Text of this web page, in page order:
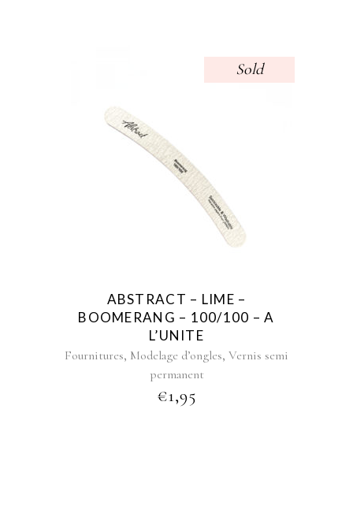
Sold
ABSTRACT – LIME –
BOOMERANG – 100/100 – A
L’UNITE
Fournitures, Modelage d’ongles, Vernis semi
permanent
€1,95